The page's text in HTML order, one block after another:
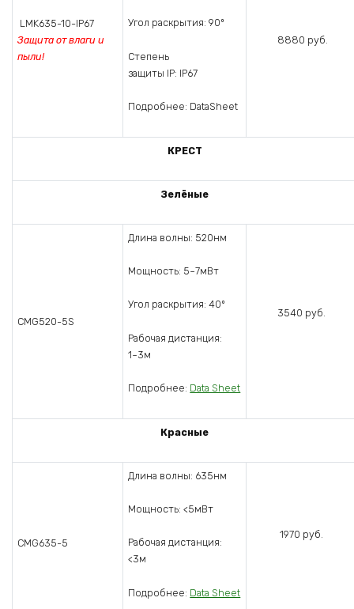
LMK635-10-IP67
Защита от влаги и
пыли!
Угол раскрытия: 90º
Степень
защиты IP: IP67
Подробнее: DataSheet
8880 руб.
КРЕСТ
Зелёные
CMG520-5S
Длина волны: 520нм
Мощность: 5~7мВт
Угол раскрытия: 40º
Рабочая дистанция:
1~3м
Подробнее: Data Sheet
3540 руб.
Красные
CMG635-5
Длина волны: 635нм
Мощность: <5мВт
Рабочая дистанция:
<3м
Подробнее: Data Sheet
1970 руб.